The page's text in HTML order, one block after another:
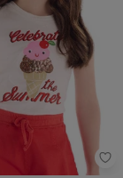
Infantil para